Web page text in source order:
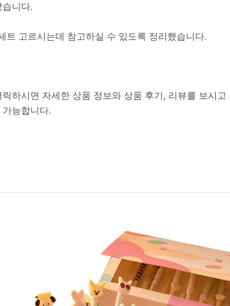
니다.
트 고르시는데 참고하실 수 있도록 정리했습니다.
하시면 자세한 상품 정보와 상품 후기, 리뷰를 보시고
능합니다.